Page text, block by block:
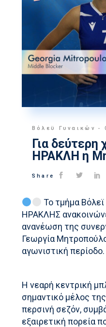
Βόλεϋ Γυναικών
Για δεύτερη
ΗΡΑΚΛΗ η
Share
Το τμήμα
ΗΡΑΚΛΗΣ
ανανέωση της
Γεωργία
αγωνιστική περίοδο.
Η νεαρή κεντρική
σημαντικό μέλος
περσινή σεζόν,
εξαιρετική πορεία